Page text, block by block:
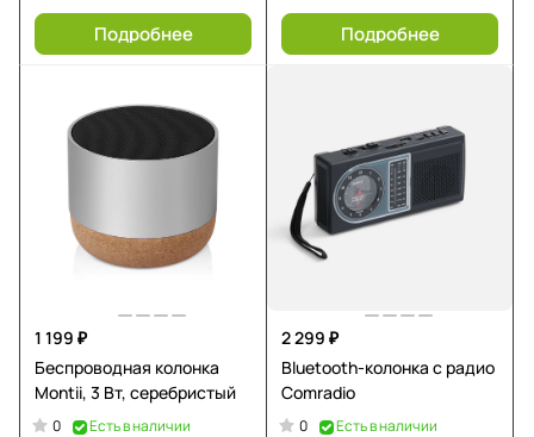
Подробнее Подробнее
1 199 ₽
Беспроводная колонка
Montii, 3 Вт, серебристый
0
Есть в наличии
2 299 ₽
Bluetooth-колонка с радио
Comradio
0
Есть в наличии